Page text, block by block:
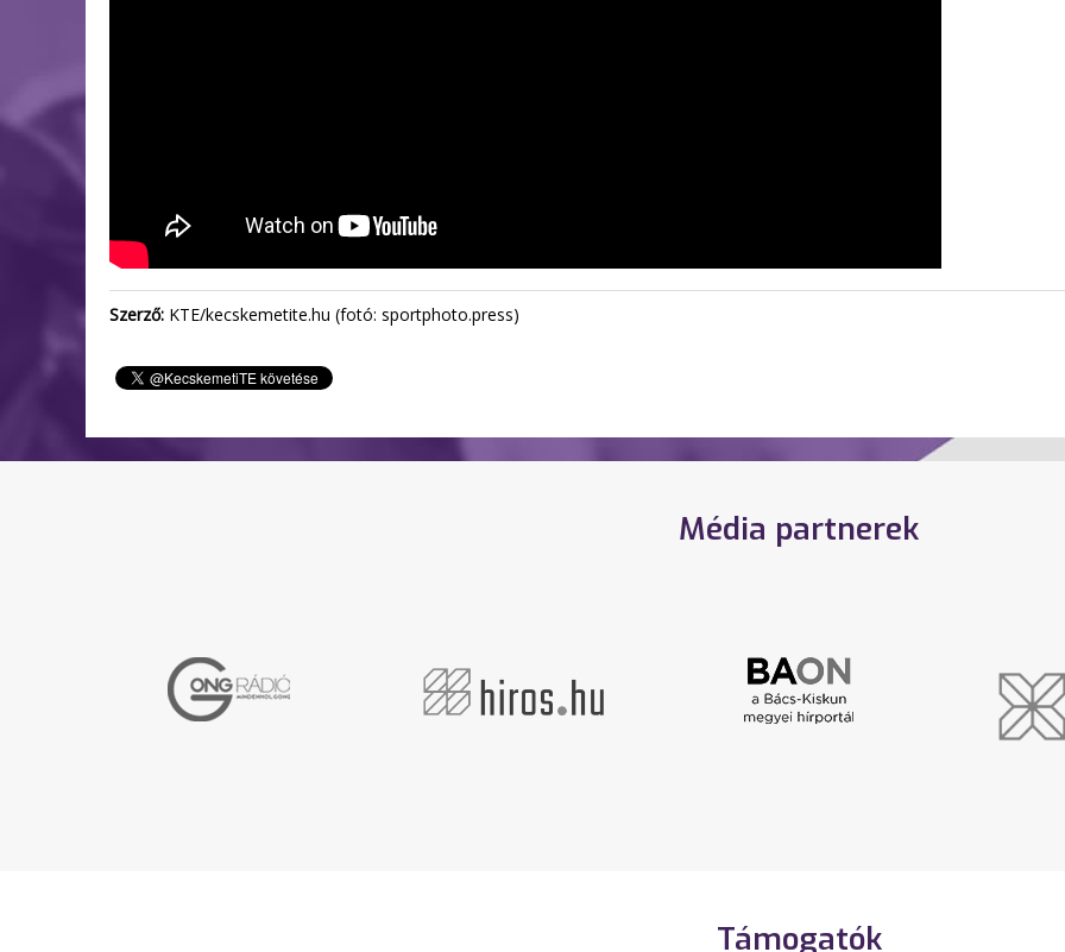
Szerző: KTE/kecskemetite.hu (fotó: sportphoto.press)
Média partnerek
Támogatók